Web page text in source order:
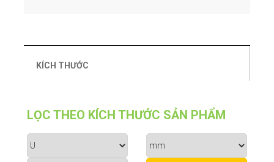
KÍCH THƯỚC
LỌC THEO KÍCH THƯỚC SẢN PHẨM